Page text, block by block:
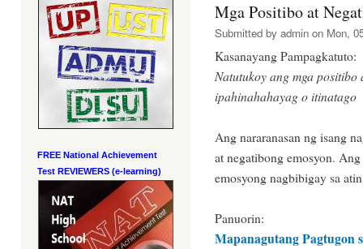
FREE National Achievement
Test REVIEWERS (e-learning)
Mga Positibo at
Submitted by admin on Mon,
Kasanayang Pampagkatuto:
Natutukoy ang mga
ipahinahahayag o itinatago
Ang nararanasan ng isang
at negatibong emosyon.
emosyong nagbibigay sa
Panuorin:
Mapanagutang Pagtugon